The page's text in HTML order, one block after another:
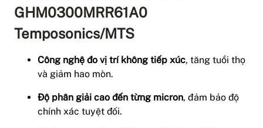
GHM0300MRR61A0
Temposonics/MTS
Công nghệ đo vị trí không tiếp xúc, tăng tuổi thọ
và giảm hao mòn.
Độ phân giải cao đến từng micron, đảm bảo độ
chính xác tuyệt đối.